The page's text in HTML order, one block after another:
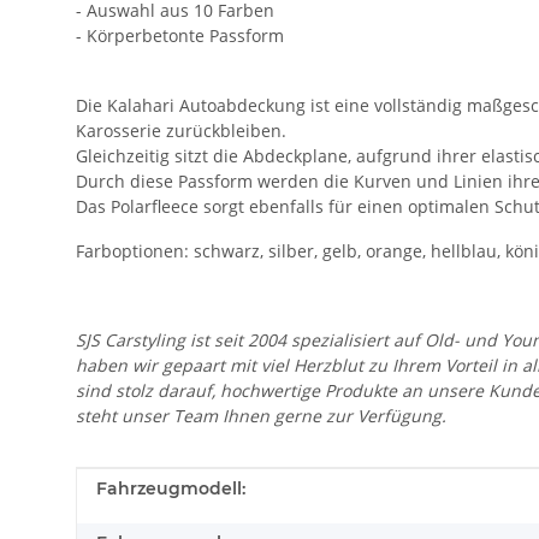
- Auswahl aus 10 Farben
- Körperbetonte Passform
Die Kalahari Autoabdeckung ist eine vollständig
Karosserie zurückbleiben.
Gleichzeitig sitzt die Abdeckplane, aufgrund ihrer
Durch diese Passform werden die Kurven und Linien
Das Polarfleece sorgt ebenfalls für einen optimalen
Farboptionen: schwarz, silber, gelb, orange, hellblau,
SJS Carstyling ist seit 2004 spezialisiert auf Old- und
haben wir gepaart mit viel Herzblut zu Ihrem Vorteil in
sind stolz darauf, hochwertige Produkte an unsere
steht unser Team Ihnen gerne zur Verfügung.
Produkteigenschaft
Wert
Fahrzeugmodell: